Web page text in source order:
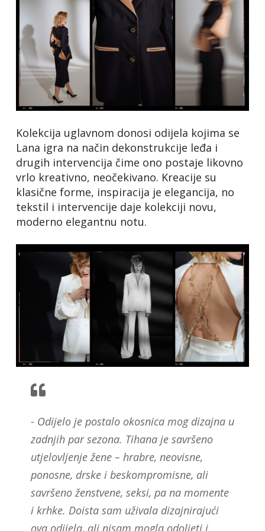
Kolekcija uglavnom donosi odijela kojima se
Lana igra na način dekonstrukcije leđa i
drugih intervencija čime ono postaje likovno
vrlo kreativno, neočekivano. Kreacije su
klasične forme, inspiracija je elegancija, no
tekstil i intervencije daje kolekciji novu,
moderno elegantnu notu.
- Odijelo je postalo okosnica mog dizajna u
zadnjih par sezona. Tihana je savršeno
utjelovljenje žene – hrabre, neovisne,
ponosne, drske i beskompromisne, ali
savršeno ženstvene, seksi, pa na momente
i krhke. Doista sam uživala dizajnirajući